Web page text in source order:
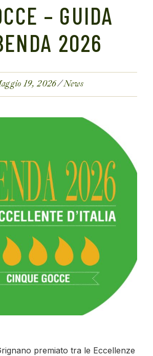
– GUIDA
2026
19, 2026 News
premiato tra le Eccellenze